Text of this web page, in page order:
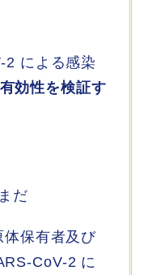
2 による感染
有効性を検証す
だ
保有者及び
CoV-2 に